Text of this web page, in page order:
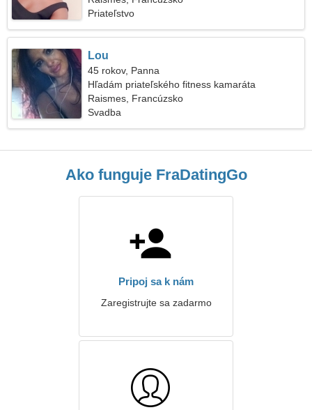
Priateľstvo
Lou
45 rokov, Panna
Hľadám priateľského fitness kamaráta
Raismes, Francúzsko
Svadba
Ako funguje FraDatingGo
Pripoj sa k nám
Zaregistrujte sa zadarmo